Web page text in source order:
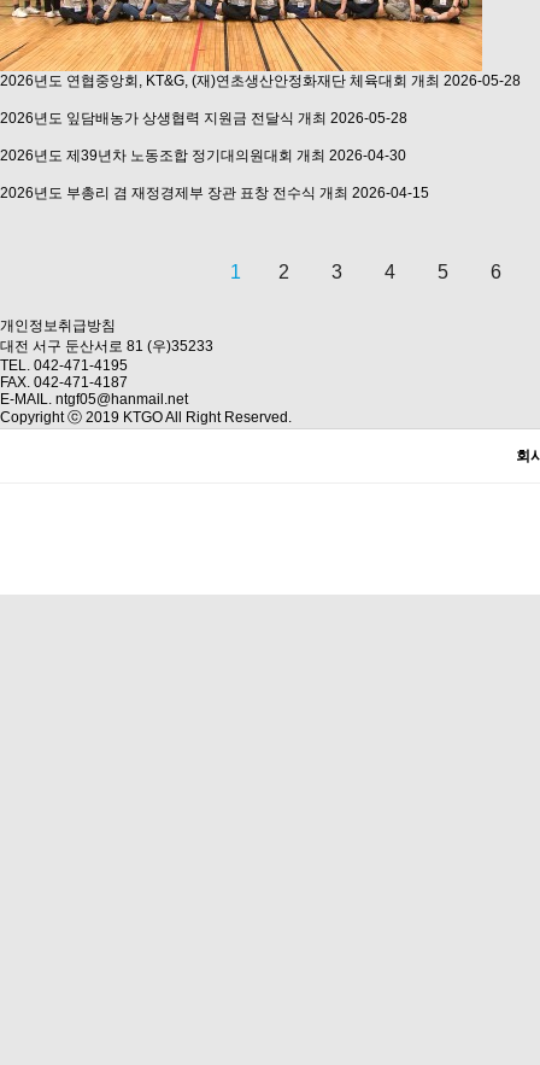
2026년도 연협중앙회, KT&G, (재)연초생산안정화재단 체육대회 개최 2026-05-28
2026년도 잎담배농가 상생협력 지원금 전달식 개최 2026-05-28
2026년도 제39년차 노동조합 정기대의원대회 개최 2026-04-30
2026년도 부총리 겸 재정경제부 장관 표창 전수식 개최 2026-04-15
1 2 3 4 5 6
개인정보취급방침
대전 서구 둔산서로 81 (우)35233
TEL. 042-471-4195
FAX. 042-471-4187
E-MAIL. ntgf05@hanmail.net
Copyright ⓒ 2019 KTGO All Right Reserved.
회